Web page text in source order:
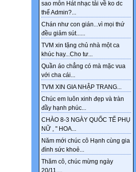
sao môn Hát nhạc tải về ko dc
thế Admin?...
Chán như con gián...vì mọi thứ
đều giảm sút......
TVM xin tặng chủ nhà một ca
khúc hay...Cho tư...
Quần áo chẳng có mà mặc vua
với cha cái...
TVM XIN GIA NHẬP TRANG...
Chúc em luôn xinh đẹp và tràn
đầy hạnh phúc...
CHÀO 8-3 NGÀY QUỐC TẾ PHỤ
NỮ , " HOA...
Năm mới chúc cô Hạnh cùng gia
đình sức khoẻ...
Thăm cô, chúc mừng ngày